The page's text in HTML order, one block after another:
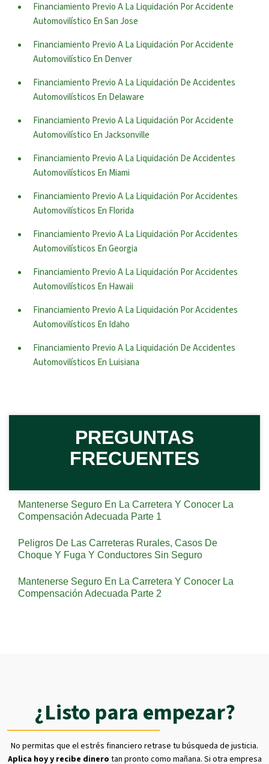
Financiamiento Previo A La Liquidación Por Accidente
Automovilístico En San Jose
Financiamiento Previo A La Liquidación Por Accidente
Automovilístico En Denver
Financiamiento Previo A La Liquidación De Accidentes
Automovilísticos En Delaware
Financiamiento Previo A La Liquidación Por Accidente
Automovilístico En Jacksonville
Financiamiento Previo A La Liquidación De Accidentes
Automovilísticos En Miami
Financiamiento Previo A La Liquidación Por Accidentes
Automovilísticos En Florida
Financiamiento Previo A La Liquidación Por Accidentes
Automovilísticos En Georgia
Financiamiento Previo A La Liquidación Por Accidentes
Automovilísticos En Hawaii
Financiamiento Previo A La Liquidación Por Accidentes
Automovilísticos En Idaho
Financiamiento Previo A La Liquidación De Accidentes
Automovilísticos En Luisiana
PREGUNTAS
FRECUENTES
Mantenerse Seguro En La Carretera Y Conocer La
Compensación Adecuada Parte 1
Peligros De Las Carreteras Rurales, Casos De
Choque Y Fuga Y Conductores Sin Seguro
Mantenerse Seguro En La Carretera Y Conocer La
Compensación Adecuada Parte 2
¿Listo para empezar?
No permitas que el estrés financiero retrase tu búsqueda de justicia.
Aplica hoy y recibe dinero tan pronto como mañana. Si otra empresa